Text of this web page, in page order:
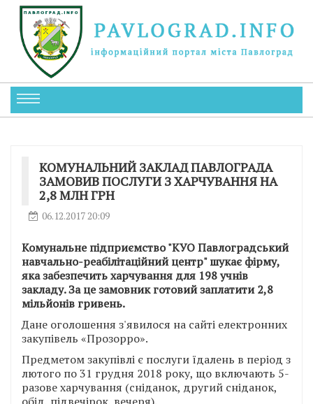
КОМУНАЛЬНИЙ ЗАКЛАД ПАВЛОГРАДА
ЗАМОВИВ ПОСЛУГИ З ХАРЧУВАННЯ НА
2,8 МЛН ГРН
06.12.2017 20:09
Комунальне підприємство "КУО Павлоградський
навчально-реабілітаційний центр" шукає фірму,
яка забезпечить харчування для 198 учнів
закладу. За це замовник готовий заплатити 2,8
мільйонів гривень.
Дане оголошення з'явилося на сайті електронних
закупівель «Прозорро».
Предметом закупівлі є послуги їдалень в період з
лютого по 31 грудня 2018 року, що включають 5-
разове харчування (сніданок, другий сніданок,